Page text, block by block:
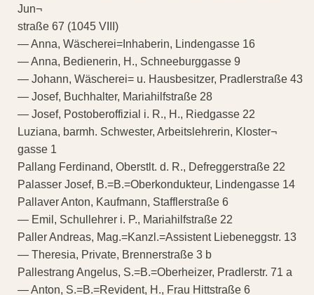
Jun¬
straße 67 (1045 VIII)
— Anna, Wäscherei=Inhaberin, Lindengasse 16
— Anna, Bedienerin, H., Schneeburggasse 9
— Johann, Wäscherei= u. Hausbesitzer, Pradlerstraße 43
— Josef, Buchhalter, Mariahilfstraße 28
— Josef, Postoberoffizial i. R., H., Riedgasse 22
Luziana, barmh. Schwester, Arbeitslehrerin, Kloster¬
gasse 1
Pallang Ferdinand, Oberstlt. d. R., Defreggerstraße 22
Palasser Josef, B.=B.=Oberkondukteur, Lindengasse 14
Pallaver Anton, Kaufmann, Stafflerstraße 6
— Emil, Schullehrer i. P., Mariahilfstraße 22
Paller Andreas, Mag.=Kanzl.=Assistent Liebeneggstr. 13
— Theresia, Private, Brennerstraße 3 b
Pallestrang Angelus, S.=B.=Oberheizer, Pradlerstr. 71 a
— Anton, S.=B.=Revident, H., Frau Hittstraße 6